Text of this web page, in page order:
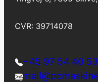
CVR: 39714078
+45 97 54 40 53